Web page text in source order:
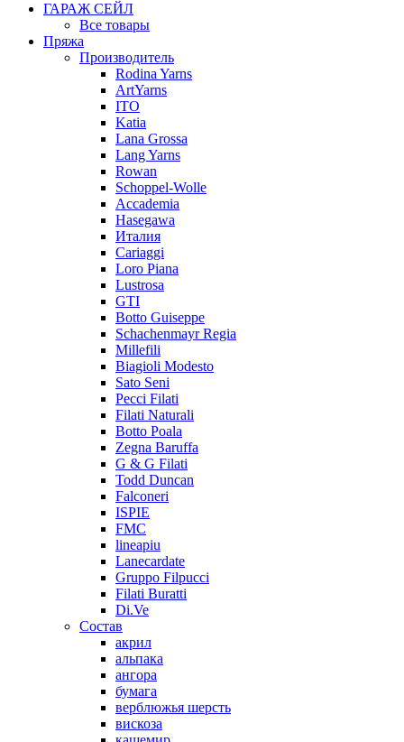
ГАРАЖ СЕЙЛ
Все товары
Пряжа
Производитель
Rodina Yarns
ArtYarns
ITO
Katia
Lana Grossa
Lang Yarns
Rowan
Schoppel-Wolle
Accademia
Hasegawa
Италия
Cariaggi
Loro Piana
Lustrosa
GTI
Botto Guiseppe
Schachenmayr Regia
Millefili
Biagioli Modesto
Sato Seni
Pecci Filati
Filati Naturali
Botto Poala
Zegna Baruffa
G & G Filati
Todd Duncan
Falconeri
ISPIE
FMC
lineapiu
Lanecardate
Gruppo Filpucci
Filati Buratti
Di.Ve
Состав
акрил
альпака
ангора
бумага
верблюжья шерсть
вискоза